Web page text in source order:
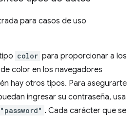
para casos de uso
color para proporcionar a los
color en los navegadores
hay otros tipos. Para asegurarte
ingresar su contraseña, usa
. Cada carácter que se